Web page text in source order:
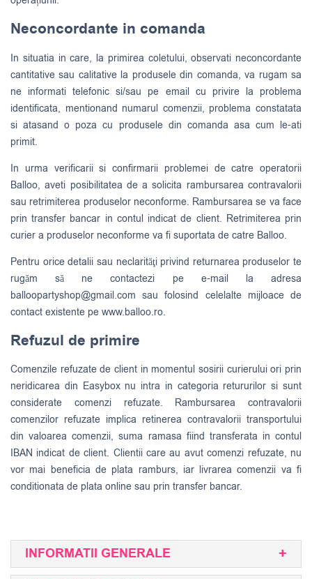
Neconcordante in comanda
In situatia in care, la primirea coletului, observati neconcordante
cantitative sau calitative la produsele din comanda, va rugam sa
ne informati telefonic si/sau pe email cu privire la problema
identificata, mentionand numarul comenzii, problema constatata
si atasand o poza cu produsele din comanda asa cum le-ati
primit.
In urma verificarii si confirmarii problemei de catre operatorii
Balloo, aveti posibilitatea de a solicita rambursarea contravalorii
sau retrimiterea produselor neconforme. Rambursarea se va face
prin transfer bancar in contul indicat de client. Retrimiterea prin
curier a produselor neconforme va fi suportata de catre Balloo.
Pentru orice detalii sau neclarităţi privind returnarea produselor te
rugăm să ne contactezi pe e-mail la adresa
balloopartyshop@gmail.com sau folosind celelalte mijloace de
contact existente pe www.balloo.ro.
Refuzul de primire
Comenzile refuzate de client in momentul sosirii curierului ori prin
neridicarea din Easybox nu intra in categoria retururilor si sunt
considerate comenzi refuzate. Rambursarea contravalorii
comenzilor refuzate implica retinerea contravalorii transportului
din valoarea comenzii, suma ramasa fiind transferata in contul
IBAN indicat de client. Clientii care au avut comenzi refuzate, nu
vor mai beneficia de plata ramburs, iar livrarea comenzii va fi
conditionata de plata online sau prin transfer bancar.
INFORMATII GENERALE